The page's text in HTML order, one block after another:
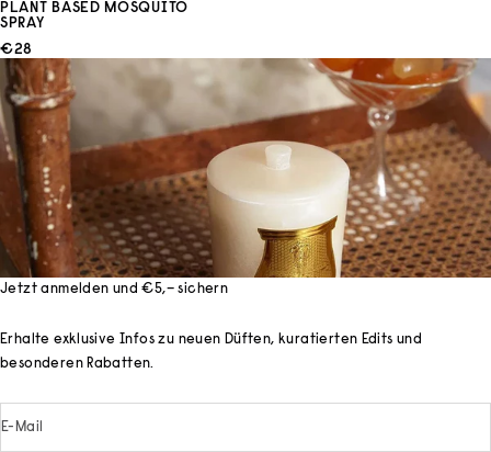
PLANT BASED MOSQUITO
SPRAY
ANGEBOT
€28
Jetzt anmelden und €5,– sichern
Erhalte exklusive Infos zu neuen Düften, kuratierten Edits und
besonderen Rabatten.
E-Mail